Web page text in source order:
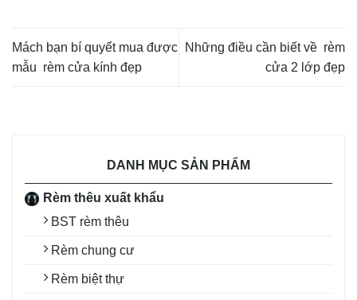
DANH MỤC SẢN PHẨM
Rèm thêu xuất khẩu
BST rèm thêu
Rèm chung cư
Rèm biệt thự
Mách bạn bí quyết mua được
mẫu rèm cửa kính đẹp
Những điều cần biết về rèm
cửa 2 lớp đẹp